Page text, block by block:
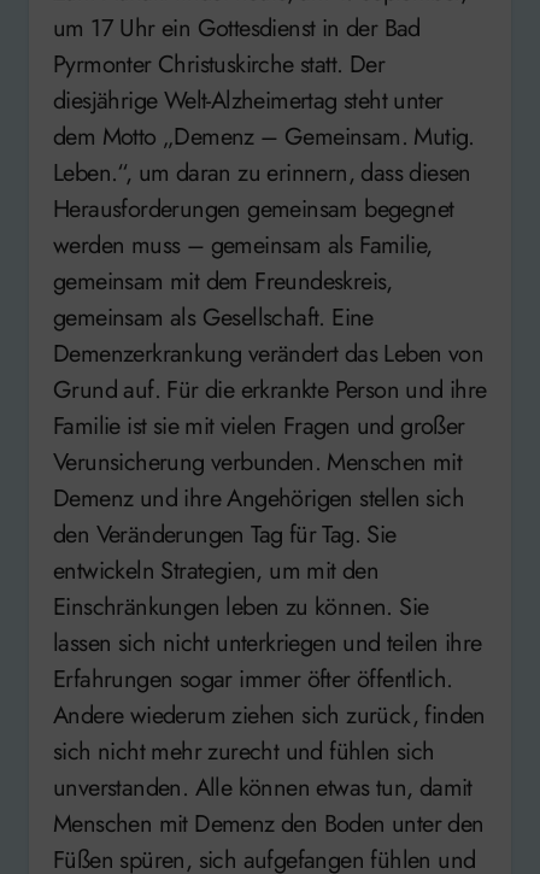
um 17 Uhr ein Gottesdienst in der Bad
Pyrmonter Christuskirche statt. Der
diesjährige Welt-Alzheimertag steht unter
dem Motto „Demenz – Gemeinsam. Mutig.
Leben.“, um daran zu erinnern, dass diesen
Herausforderungen gemeinsam begegnet
werden muss – gemeinsam als Familie,
gemeinsam mit dem Freundeskreis,
gemeinsam als Gesellschaft. Eine
Demenzerkrankung verändert das Leben von
Grund auf. Für die erkrankte Person und ihre
Familie ist sie mit vielen Fragen und großer
Verunsicherung verbunden. Menschen mit
Demenz und ihre Angehörigen stellen sich
den Veränderungen Tag für Tag. Sie
entwickeln Strategien, um mit den
Einschränkungen leben zu können. Sie
lassen sich nicht unterkriegen und teilen ihre
Erfahrungen sogar immer öfter öffentlich.
Andere wiederum ziehen sich zurück, finden
sich nicht mehr zurecht und fühlen sich
unverstanden. Alle können etwas tun, damit
Menschen mit Demenz den Boden unter den
Füßen spüren, sich aufgefangen fühlen und